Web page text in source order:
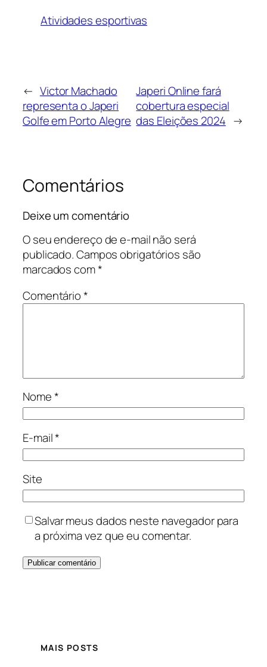
Atividades esportivas
← Victor Machado
representa o Japeri
Golfe em Porto Alegre
Japeri Online fará
cobertura especial
das Eleições 2024 →
Comentários
Deixe um comentário
O seu endereço de e-mail não será
publicado.Campos obrigatórios são
marcados com*
Comentário*
Nome*
E-mail*
Site
Salvar meus dados neste navegador para
a próxima vez que eu comentar.
MAIS POSTS